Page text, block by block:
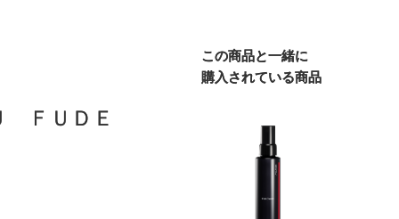
ＦＵＤＥ
この商品と一緒に
購入されている商品